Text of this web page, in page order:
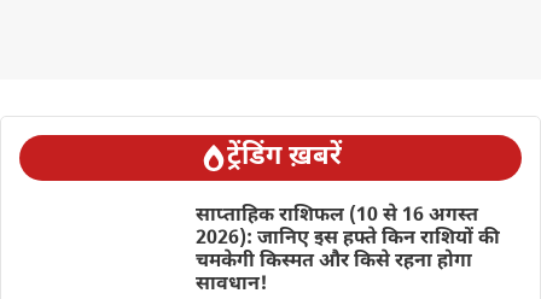
ट्रेंडिंग ख़बरें
साप्ताहिक राशिफल (10 से 16 अगस्त
2026): जानिए इस हफ्ते किन राशियों की
चमकेगी किस्मत और किसे रहना होगा
सावधान!